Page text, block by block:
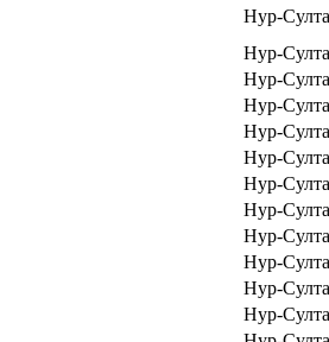
Нур-
Нур-
Нур-
Нур-
Нур-
Нур-
Нур-
Нур-
Нур-
Нур-
Нур-
Нур-